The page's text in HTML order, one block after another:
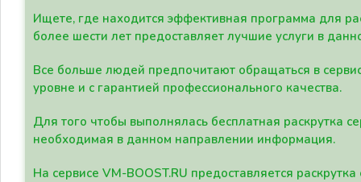
Ищете, где находится эффективная программа для
более шести лет предоставляет лучшие услуги в
Все больше людей предпочитают обращаться в
уровне и с гарантией профессионального качества.
Для того чтобы выполнялась бесплатная раскрутка
необходимая в данном направлении информация.
На сервисе VM-BOOST.RU предоставляется